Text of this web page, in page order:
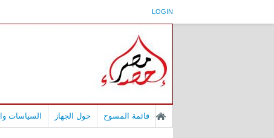
LOGIN
قائمة المسوح حول الجهاز السياسات